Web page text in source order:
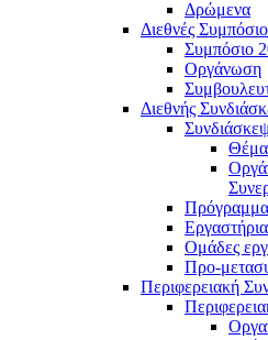
Δρώμενα
Διεθνές
Συμπόσιο
Οργάνωση
Διεθνής
Θέμα
Πρόγραμμα
Εργαστήρια
Ομάδες
Προ-
Περιφερειακή